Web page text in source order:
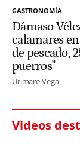
GASTRONOMÍA
Dámaso
calamares
de pescado,
puerros"
Urimare Vega
Videos